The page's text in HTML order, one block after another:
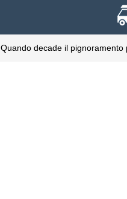
Quando decade il pignoramento